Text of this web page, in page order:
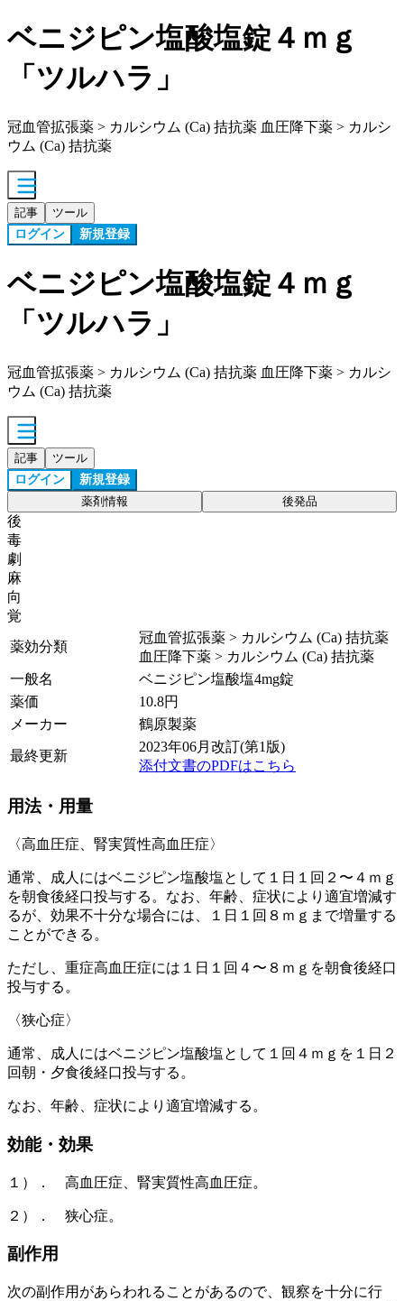
ベニジピン塩酸塩錠４ｍｇ
「ツルハラ」
冠血管拡張薬 > カルシウム (Ca) 拮抗薬 血圧降下薬 > カルシ
ウム (Ca) 拮抗薬
記事 ツール
ログイン 新規登録
ベニジピン塩酸塩錠４ｍｇ
「ツルハラ」
冠血管拡張薬 > カルシウム (Ca) 拮抗薬 血圧降下薬 > カルシ
ウム (Ca) 拮抗薬
記事 ツール
ログイン 新規登録
薬剤情報 後発品
後
毒
劇
麻
向
覚
薬効分類
冠血管拡張薬 > カルシウム (Ca) 拮抗薬
血圧降下薬 > カルシウム (Ca) 拮抗薬
一般名
ベニジピン塩酸塩4mg錠
薬価
10.8円
メーカー
鶴原製薬
最終更新
2023年06月改訂(第1版)
添付文書のPDFはこちら
用法・用量
〈高血圧症、腎実質性高血圧症〉
通常、成人にはベニジピン塩酸塩として１日１回２〜４ｍｇ
を朝食後経口投与する。なお、年齢、症状により適宜増減す
るが、効果不十分な場合には、１日１回８ｍｇまで増量する
ことができる。
ただし、重症高血圧症には１日１回４〜８ｍｇを朝食後経口
投与する。
〈狭心症〉
通常、成人にはベニジピン塩酸塩として１回４ｍｇを１日２
回朝・夕食後経口投与する。
なお、年齢、症状により適宜増減する。
効能・効果
１）． 高血圧症、腎実質性高血圧症。
２）． 狭心症。
副作用
次の副作用があらわれることがあるので、観察を十分に行